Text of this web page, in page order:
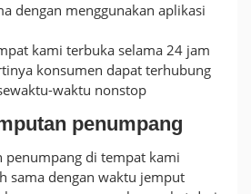
dengan menggunakan aplikasi
kami terbuka selama 24 jam
konsumen dapat terhubung
waktu nonstop
penumpang
penumpang di tempat kami
sama dengan waktu jemput